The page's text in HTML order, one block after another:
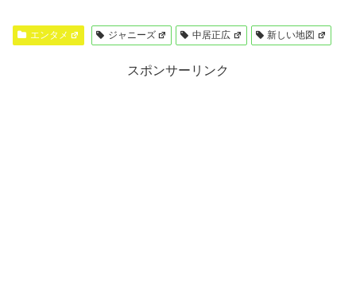
エンタメ ジャニーズ 中居正広 新しい地図
スポンサーリンク